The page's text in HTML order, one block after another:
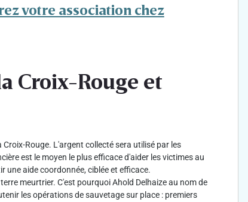
votre association chez
Croix-Rouge et
Rouge. L'argent collecté sera utilisé par les
est le moyen le plus efficace d'aider les victimes au
aide coordonnée, ciblée et efficace.
meurtrier. C'est pourquoi Ahold Delhaize au nom de
les opérations de sauvetage sur place : premiers